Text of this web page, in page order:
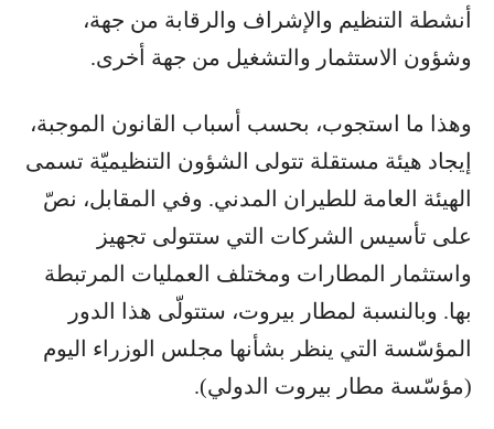
أنشطة التنظيم والإشراف والرقابة من جهة،
وشؤون الاستثمار والتشغيل من جهة أخرى.
وهذا ما استجوب، بحسب أسباب القانون الموجبة،
إيجاد هيئة مستقلة تتولى الشؤون التنظيميّة تسمى
الهيئة العامة للطيران المدني. وفي المقابل، نصّ
على تأسيس الشركات التي ستتولى تجهيز
واستثمار المطارات ومختلف العمليات المرتبطة
بها. وبالنسبة لمطار بيروت، ستتولّى هذا الدور
المؤسّسة التي ينظر بشأنها مجلس الوزراء اليوم
(مؤسّسة مطار بيروت الدولي).